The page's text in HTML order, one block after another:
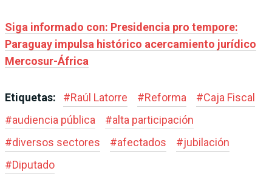
Siga informado con: Presidencia pro tempore:
Paraguay impulsa histórico acercamiento jurídico
Mercosur-África
Etiquetas: #Raúl Latorre #Reforma #Caja Fiscal
#audiencia pública #alta participación
#diversos sectores #afectados #jubilación
#Diputado